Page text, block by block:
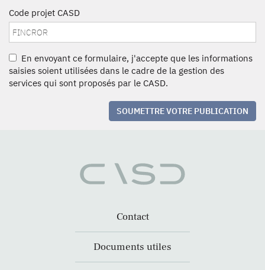
Code projet CASD
En envoyant ce formulaire, j'accepte que les informations
saisies soient utilisées dans le cadre de la gestion des
services qui sont proposés par le CASD.
SOUMETTRE VOTRE PUBLICATION
Contact
Documents utiles